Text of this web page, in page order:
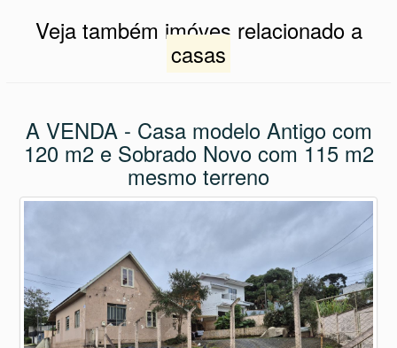
Veja também imóves relacionado a
casas
A VENDA - Casa modelo Antigo com
120 m2 e Sobrado Novo com 115 m2
mesmo terreno